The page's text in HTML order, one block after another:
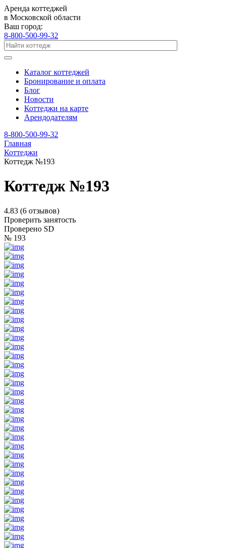
Аренда коттеджей
в Московской области
Ваш город:
8-800-500-99-32
Каталог коттеджей
Бронирование и оплата
Блог
Новости
Коттеджи на карте
Арендодателям
8-800-500-99-32
Главная
Коттеджи
Коттедж №193
Коттедж №193
4.83 (6 отзывов)
Проверить занятость
Проверено SD
№ 193